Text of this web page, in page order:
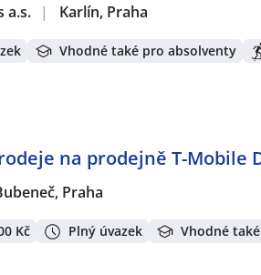
a.s. | Karlín, Praha
Vhodné také pro absolventy
na prodejně T-Mobile
Praha
Kč Plný úvazek Vhodné